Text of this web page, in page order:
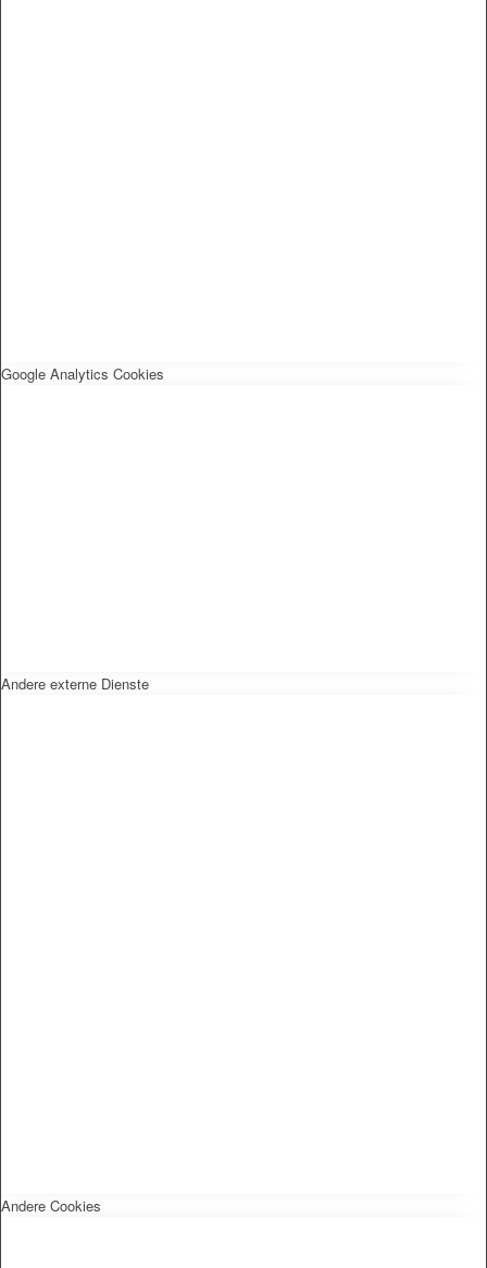
Google Analytics Cookies
Andere externe Dienste
Andere Cookies